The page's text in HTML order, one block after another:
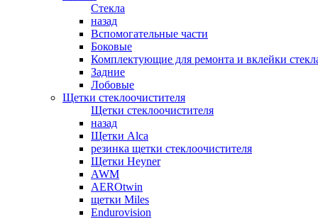
Стекла
назад
Вспомогательные части
Боковые
Комплектующие для ремонта и вклейки
Задние
Лобовые
Щетки стеклоочистителя
Щетки стеклоочистителя
назад
Щетки Alca
резинка щетки стеклоочистителя
Щетки Heyner
AWM
AEROtwin
щетки Miles
Endurovision